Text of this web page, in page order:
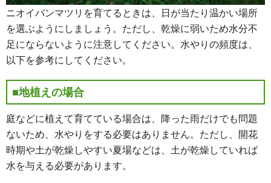
ニオイバンマツリを育てるときは、日が当たり温かい場所
を選ぶようにしましょう。ただし、乾燥に弱いため水分不
足にならないように注意してください。水やりの頻度は、
以下を参考にしてください。
■地植えの場合
庭などに植えて育てている場合は、降った雨だけでも問題
ないため、水やりをする必要はありません。ただし、開花
時期や土が乾燥しやすい夏場などは、土が乾燥していれば
水を与える必要があります。